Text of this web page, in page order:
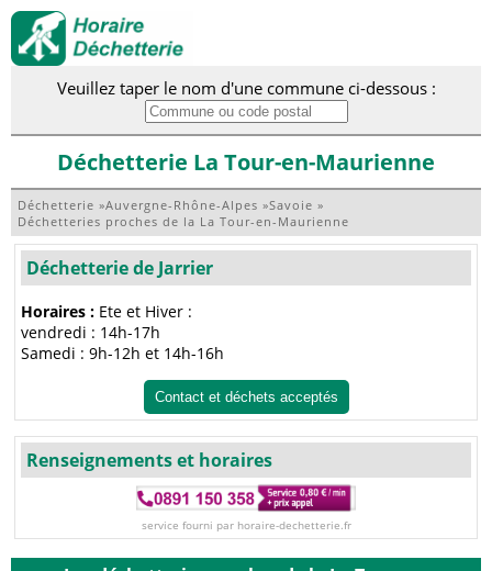
Veuillez taper le nom d'une commune ci-dessous :
Déchetterie La Tour-en-Maurienne
Déchetterie »Auvergne-Rhône-Alpes »Savoie »
Déchetteries proches de la La Tour-en-Maurienne
Déchetterie de Jarrier
Horaires : Ete et Hiver :
vendredi : 14h-17h
Samedi : 9h-12h et 14h-16h
Contact et déchets acceptés
Renseignements et horaires
service fourni par horaire-dechetterie.fr